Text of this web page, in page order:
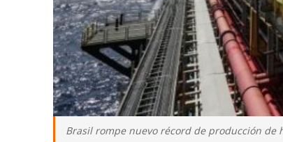
Brasil rompe nuevo récord de producción de